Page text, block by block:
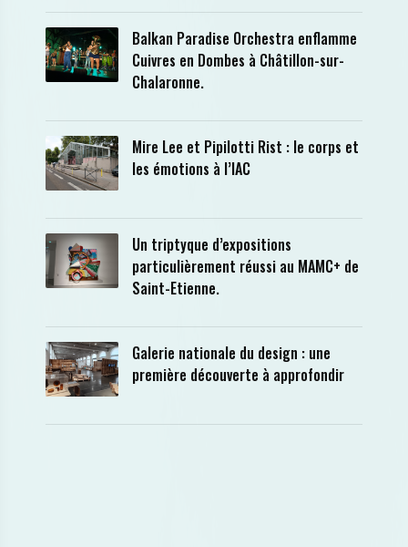
Balkan Paradise Orchestra enflamme
Cuivres en Dombes à Châtillon-sur-
Chalaronne.
Mire Lee et Pipilotti Rist : le corps et
les émotions à l’IAC
Un triptyque d’expositions
particulièrement réussi au MAMC+ de
Saint-Etienne.
Galerie nationale du design : une
première découverte à approfondir